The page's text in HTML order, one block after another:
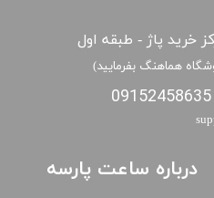
خرید پاژ - طبقه اول
هماهنگ بفرمایید)
09152458635
درباره ساعت پارسه